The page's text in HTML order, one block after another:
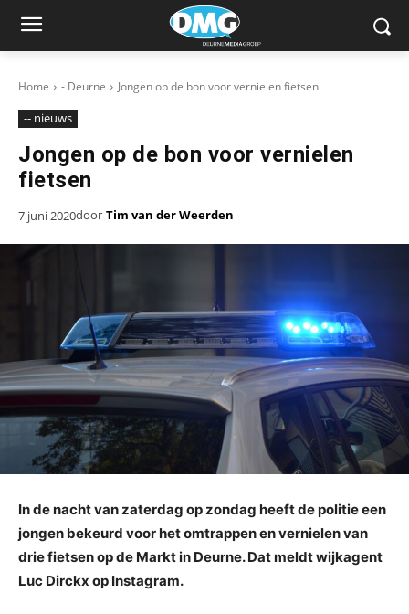
Home - Deurne Jongen op de bon voor vernielen fietsen
-- nieuws
Jongen op de bon voor vernielen
fietsen
7 juni 2020door Tim van der Weerden
In de nacht van zaterdag op zondag heeft de politie een
jongen bekeurd voor het omtrappen en vernielen van
drie fietsen op de Markt in Deurne. Dat meldt wijkagent
Luc Dirckx op Instagram.